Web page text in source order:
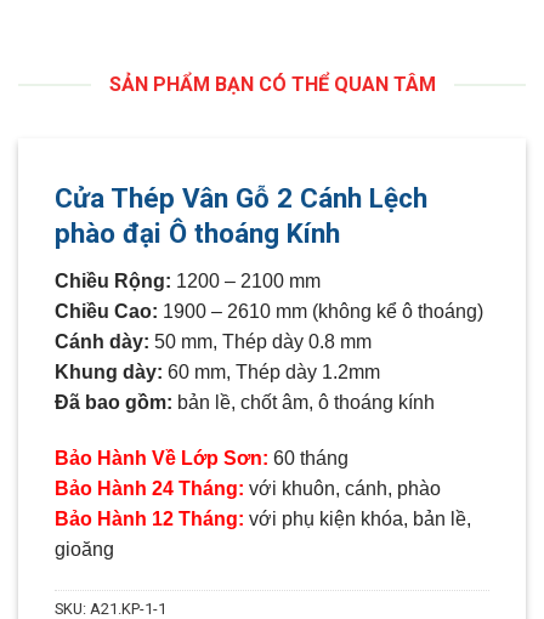
SẢN PHẨM BẠN CÓ THỂ QUAN TÂM
Cửa Thép Vân Gỗ 2 Cánh Lệch
phào đại Ô thoáng Kính
Chiều Rộng: 1200 – 2100 mm
Chiều Cao: 1900 – 2610 mm (không kể ô thoáng)
Cánh dày: 50 mm, Thép dày 0.8 mm
Khung dày: 60 mm, Thép dày 1.2mm
Đã bao gồm: bản lề, chốt âm, ô thoáng kính
Bảo Hành Về Lớp Sơn: 60 tháng
Bảo Hành 24 Tháng: với khuôn, cánh, phào
Bảo Hành 12 Tháng: với phụ kiện khóa, bản lề,
gioăng
SKU: A21.KP-1-1